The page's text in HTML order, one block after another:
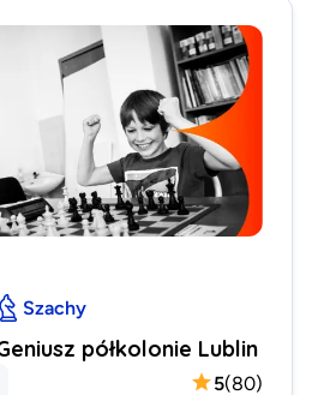
Szachy
półkolonie Lublin
5(80)